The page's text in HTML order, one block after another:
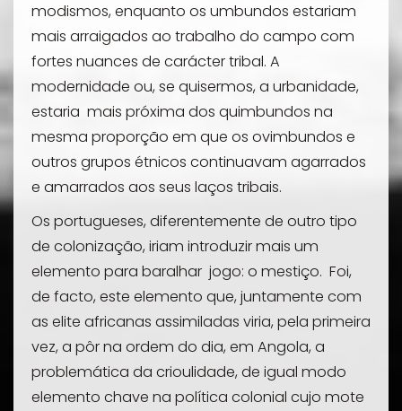
modismos, enquanto os umbundos estariam
mais arraigados ao trabalho do campo com
fortes nuances de carácter tribal. A
modernidade ou, se quisermos, a urbanidade,
estaria mais próxima dos quimbundos na
mesma proporção em que os ovimbundos e
outros grupos étnicos continuavam agarrados
e amarrados aos seus laços tribais.
Os portugueses, diferentemente de outro tipo
de colonização, iriam introduzir mais um
elemento para baralhar jogo: o mestiço. Foi,
de facto, este elemento que, juntamente com
as elite africanas assimiladas viria, pela primeira
vez, a pôr na ordem do dia, em Angola, a
problemática da crioulidade, de igual modo
elemento chave na política colonial cujo mote